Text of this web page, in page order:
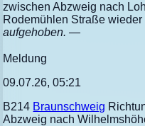
zwischen Abzweig nach
Rodemühlen Straße
aufgehoben. —
Meldung
09.07.26, 05:21
B214 Braunschweig
Abzweig nach